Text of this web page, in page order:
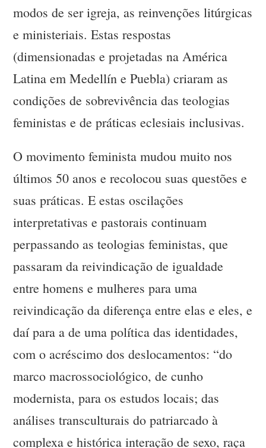
modos de ser igreja, as reinvenções litúrgicas
e ministeriais. Estas respostas
(dimensionadas e projetadas na América
Latina em Medellín e Puebla) criaram as
condições de sobrevivência das teologias
feministas e de práticas eclesiais inclusivas.
O movimento feminista mudou muito nos
últimos 50 anos e recolocou suas questões e
suas práticas. E estas oscilações
interpretativas e pastorais continuam
perpassando as teologias feministas, que
passaram da reivindicação de igualdade
entre homens e mulheres para uma
reivindicação da diferença entre elas e eles, e
daí para a de uma política das identidades,
com o acréscimo dos deslocamentos: “do
marco macrossociológico, de cunho
modernista, para os estudos locais; das
análises transculturais do patriarcado à
complexa e histórica interação de sexo, raça